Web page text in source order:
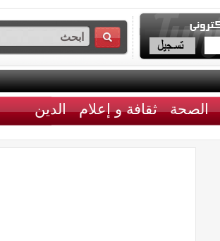
الصحة ثقافة و إعلام الدين